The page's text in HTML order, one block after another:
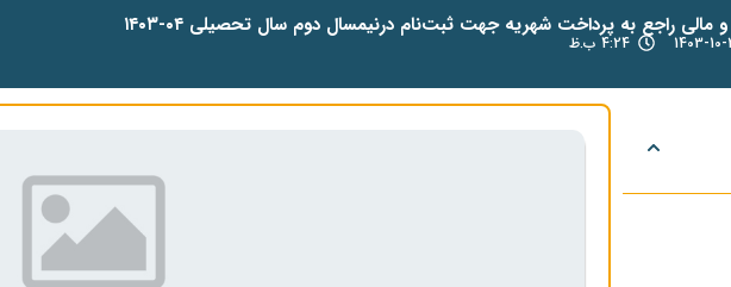
مالی راجع به پرداخت شهریه جهت ثبت‌نام درنیمسال دوم سال تحصیلی ۰۴-۱۴۰۳
1403- 4:24 ب.ظ